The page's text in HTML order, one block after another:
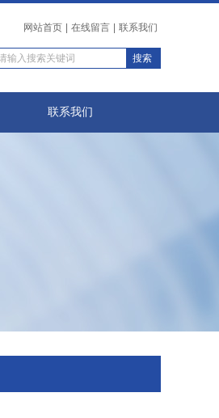
网站首页 在线留言 联系我们
联系我们